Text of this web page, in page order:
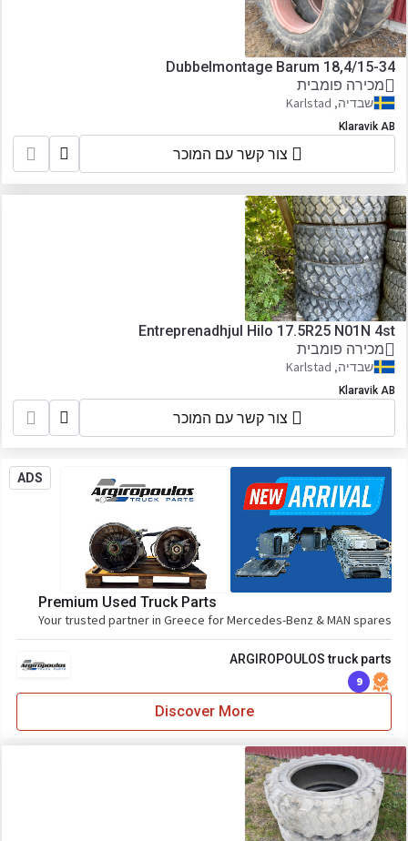
Dubbelmontage Barum 18,4/15-34
מכירה פומבית
שבדיה, Karlstad
Klaravik AB
צור קשר עם המוכר
Entreprenadhjul Hilo 17.5R25 N01N 4st
מכירה פומבית
שבדיה, Karlstad
Klaravik AB
צור קשר עם המוכר
ADS
Premium Used Truck Parts
Your trusted partner in Greece for Mercedes-Benz & MAN spares
ARGIROPOULOS truck parts
9
Discover More